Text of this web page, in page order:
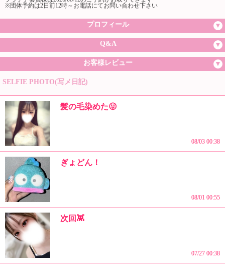
※団体予約は2日前12時～お電話にてお問い合わせ下さい
プロフィール
Q&A
お客様レビュー
SELFIE PHOTO(写メ日記)